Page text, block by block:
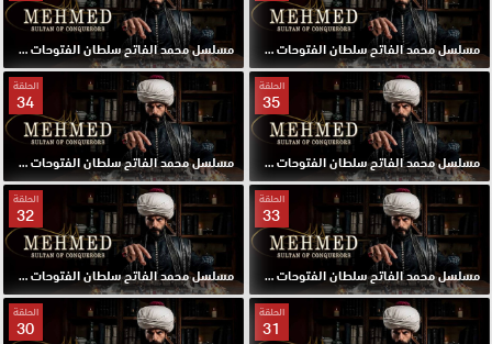
مسلسل محمد الفاتح سلطان الفتوحات مترجم الحلقة 37 HD مسلسل محمد الفاتح سلطان الفتوحات مترجم الحلقة 36 HD
الحلقة
35
مسلسل محمد الفاتح سلطان الفتوحات مترجم الحلقة 35 HD
الحلقة
34
مسلسل محمد الفاتح سلطان الفتوحات مترجم الحلقة 34 HD
الحلقة
33
مسلسل محمد الفاتح سلطان الفتوحات مترجم الحلقة 33 HD
الحلقة
32
مسلسل محمد الفاتح سلطان الفتوحات مترجم الحلقة 32 HD
الحلقة
31
الحلقة
30